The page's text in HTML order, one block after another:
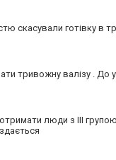
скасували готівку в
тривожну валізу . До
люди з III